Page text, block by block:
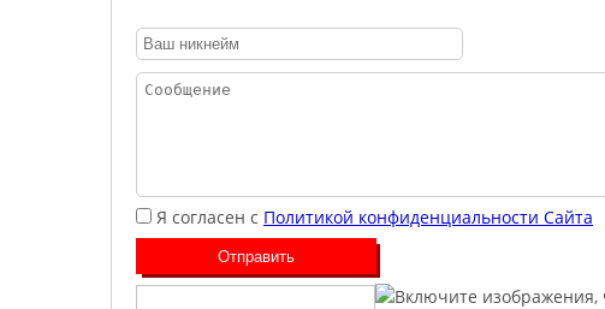
Я согласен с Политикой конфиденциальности Сайта